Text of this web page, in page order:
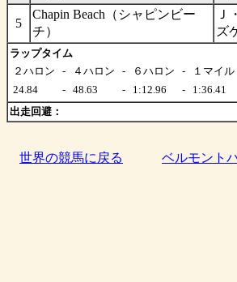
5
Chapin Beach（シャピンビー
チ）
Ｊ
ズ
ラップタイム
２ハロン
- ４ハロン - ６ハロン - １マイル
24.84
- 48.63 - 1:12.96 - 1:36.41
出走回避：
世界の競馬に戻る ベルモント